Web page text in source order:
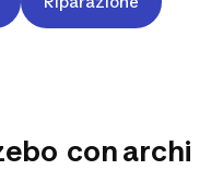
con archi